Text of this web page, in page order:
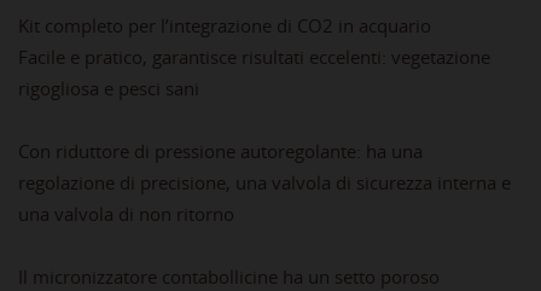
Kit completo per l’integrazione di CO2 in acquario
Facile e pratico, garantisce risultati eccelenti: vegetazione
rigogliosa e pesci sani
Con riduttore di pressione autoregolante: ha una
regolazione di precisione, una valvola di sicurezza interna e
una valvola di non ritorno
Il micronizzatore contabollicine ha un setto poroso